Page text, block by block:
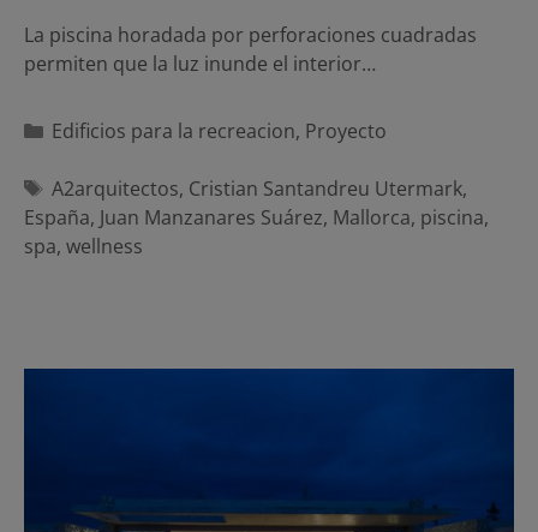
La piscina horadada por perforaciones cuadradas
permiten que la luz inunde el interior…
Categorías
Edificios para la recreacion, Proyecto
Etiquetas
A2arquitectos, Cristian Santandreu Utermark,
España, Juan Manzanares Suárez, Mallorca, piscina,
spa, wellness